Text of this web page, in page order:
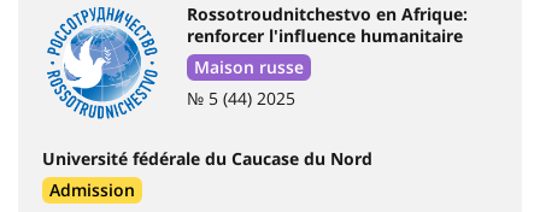
Rossotroudnitchestvo en Afrique:
renforcer l'influence humanitaire
Maison russe
№ 5 (44) 2025
Université fédérale du Caucase du Nord
Admission